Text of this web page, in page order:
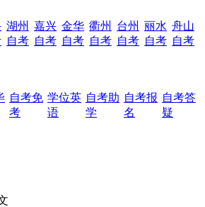
湖州
自考
嘉兴
自考
金华
自考
衢州
自考
台州
自考
丽水
自考
舟山
自考
自考免
考
学位英
语
自考助
学
自考报
名
自考答
疑